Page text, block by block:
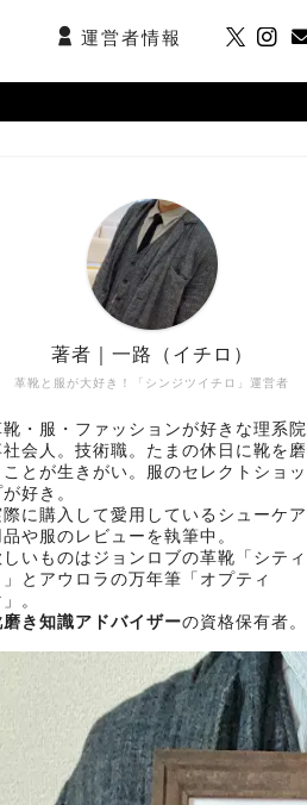
運営者情報
革靴と服が大好き！「シンジツイチロ」運営者
著者｜一路（イチロ）
靴・服・ファッションが好きな理系院
社会人。技術職。たまの休日に靴を磨
ことが生きがい。服のセレクトショッ
好き。
際に購入して愛用しているシューケア
品や服のレビューを執筆中。
しいものはジョンロブの革靴「シティ
」とアウロラの万年筆「オプティ
。
磨き知識アドバイザーの資格保有者。